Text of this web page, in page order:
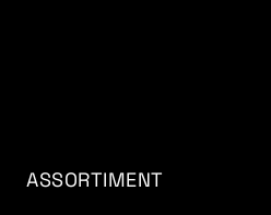
ASSORTIMENT